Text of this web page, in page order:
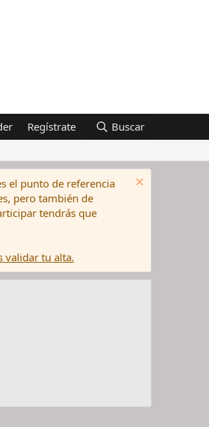
Regístrate Buscar
el punto de referencia
pero también de
tendrás que
validar tu alta.